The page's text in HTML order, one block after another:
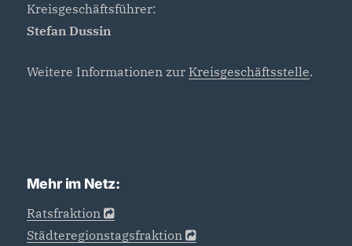
Kreisgeschäftsführer:
Stefan Dussin
Weitere Informationen zur Kreisgeschäftsstelle.
Mehr im Netz:
Ratsfraktion
Städteregionstagsfraktion